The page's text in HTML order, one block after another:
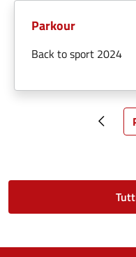
Parkour
Back to sport 2024
Pagina